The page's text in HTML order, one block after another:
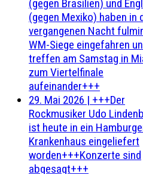
(gegen Brasilien) und
(gegen Mexiko) haben in
vergangenen Nacht
WM-Siege eingefahren
treffen am Samstag in
zum Viertelfinale
aufeinander+++
29. Mai 2026 | +++Der
Rockmusiker Udo
ist heute in ein
Krankenhaus eingeliefert
worden+++Konzerte sind
abgesagt+++